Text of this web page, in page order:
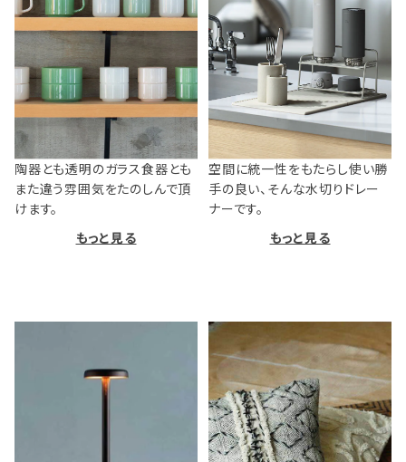
陶器とも透明のガラス食器とも
また違う雰囲気をたのしんで頂
けます。
もっと見る
空間に統一性をもたらし使い勝
手の良い、そんな水切りドレー
ナーです。
もっと見る